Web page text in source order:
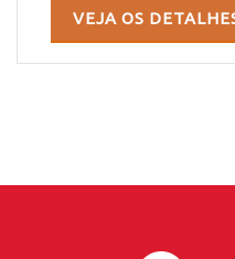
VEJA OS